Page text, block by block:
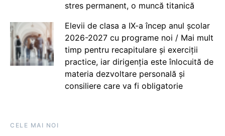
stres permanent, o muncă titanică
Elevii de clasa a IX-a încep anul școlar
2026-2027 cu programe noi / Mai mult
timp pentru recapitulare și exerciții
practice, iar dirigenția este înlocuită de
materia dezvoltare personală și
consiliere care va fi obligatorie
CELE MAI NOI